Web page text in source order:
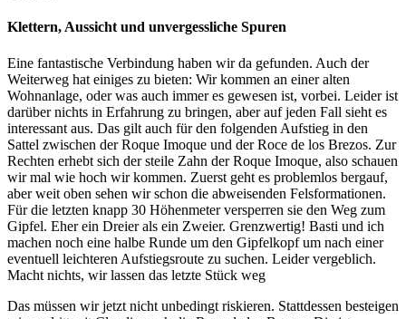
Klettern, Aussicht und unvergessliche Spuren
Eine fantastische Verbindung haben wir da gefunden. Auch der
Weiterweg hat einiges zu bieten: Wir kommen an einer alten
Wohnanlage, oder was auch immer es gewesen ist, vorbei. Leider ist
darüber nichts in Erfahrung zu bringen, aber auf jeden Fall sieht es
interessant aus. Das gilt auch für den folgenden Aufstieg in den
Sattel zwischen der Roque Imoque und der Roce de los Brezos. Zur
Rechten erhebt sich der steile Zahn der Roque Imoque, also schauen
wir mal wie hoch wir kommen. Zuerst geht es problemlos bergauf,
aber weit oben sehen wir schon die abweisenden Felsformationen.
Für die letzten knapp 30 Höhenmeter versperren sie den Weg zum
Gipfel. Eher ein Dreier als ein Zweier. Grenzwertig! Basti und ich
machen noch eine halbe Runde um den Gipfelkopf um nach einer
eventuell leichteren Aufstiegsroute zu suchen. Leider vergeblich.
Macht nichts, wir lassen das letzte Stück weg
Das müssen wir jetzt nicht unbedingt riskieren. Stattdessen besteigen